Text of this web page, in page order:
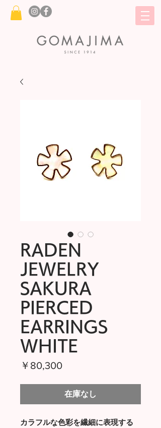
RADEN
JEWELRY
SAKURA
PIERCED
EARRINGS
WHITE
￥80,300価
在庫なし
カラフルな色彩を繊細に表現する